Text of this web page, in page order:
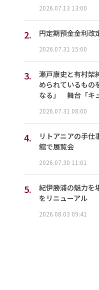
2026.07.13 13:00
2. 円定期預金金利改
2026.07.31 15:00
3.
瀬戸康史と有村架
められているもの
なる」 舞台「キ
2026.07.31 08:00
4.
リトアニアの手
館で展覧会
2026.07.30 11:01
5.
紀伊勝浦の魅力
をリニューアル
2026.08.03 09:41